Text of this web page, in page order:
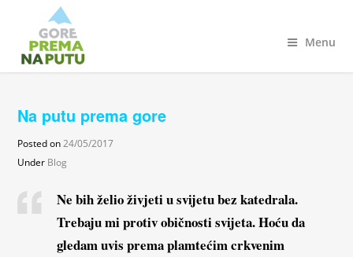
Menu
Na putu prema gore
Posted on24/05/2017
Under Blog
Ne bih želio živjeti u svijetu bez katedrala.
Trebaju mi protiv običnosti svijeta. Hoću da
gledam uvis prema plamtećim crkvenim